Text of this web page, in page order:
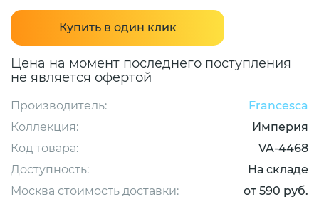
Купить в один клик
Цена на момент последнего поступления
не является офертой
Производитель:
Francesca
Коллекция:
Империя
Код товара:
VA-4468
Доступность:
На складе
Москва стоимость доставки:
от 590 руб.